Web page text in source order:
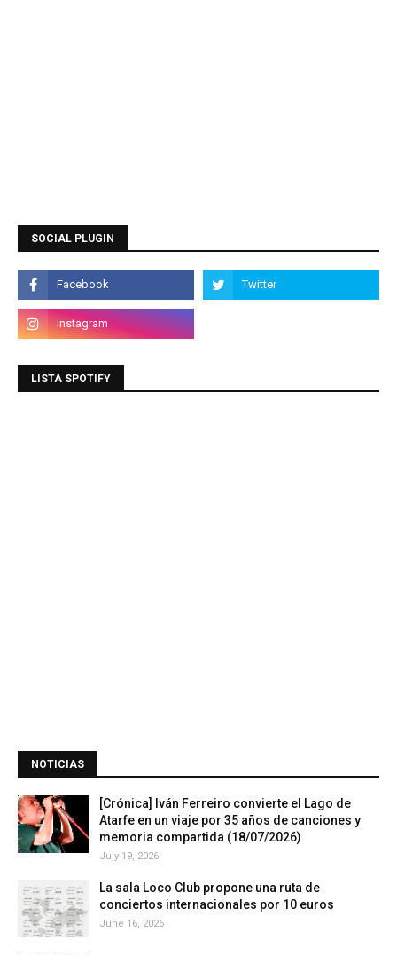
SOCIAL PLUGIN
LISTA SPOTIFY
NOTICIAS
[Crónica] Iván Ferreiro convierte el Lago de
Atarfe en un viaje por 35 años de canciones y
memoria compartida (18/07/2026)
July 19, 2026
La sala Loco Club propone una ruta de
conciertos internacionales por 10 euros
June 16, 2026